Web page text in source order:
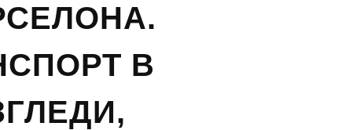
ЗА МАДРИД
СТАТИИ ЗА СЕВИЛЯ
В